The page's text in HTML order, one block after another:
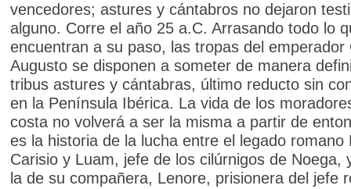
vencedores; astures y cántabros no dejaron
alguno. Corre el año 25 a.C. Arrasando todo lo
encuentran a su paso, las tropas del emperador
Augusto se disponen a someter de manera
tribus astures y cántabras, último reducto sin
en la Península Ibérica. La vida de los
costa no volverá a ser la misma a partir de
es la historia de la lucha entre el legado romano
Carisio y Luam, jefe de los cilúrnigos de Noega,
la de su compañera, Lenore, prisionera del jefe